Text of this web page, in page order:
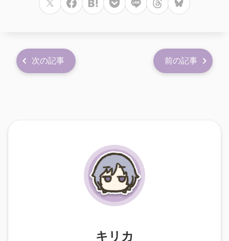
次の記事 前の記事
キリカ